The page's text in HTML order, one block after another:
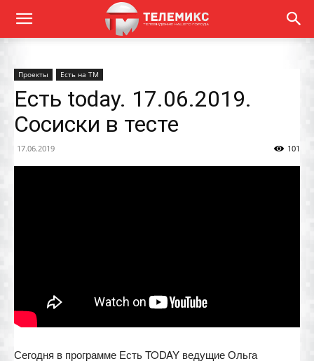
Проекты Есть на ТМ
Есть today. 17.06.2019.
Сосиски в тесте
17.06.2019 101
Сегодня в программе Есть TODAY ведущие Ольга